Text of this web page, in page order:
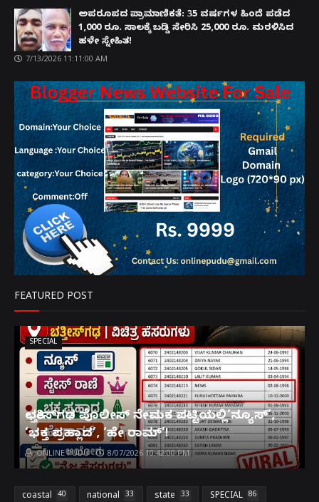
ಅಪರೂಪದ ಪ್ರಾಮಾಣಿಕತೆ: 35 ವರ್ಷಗಳ ಹಿಂದೆ ಪಡೆದ
1,000 ರೂ. ಸಾಲಕ್ಕೆ ಬಡ್ಡಿ ಸೇರಿಸಿ 25,000 ರೂ. ಮರಳಿಸಿದ
ಹಳೇ ಸ್ನೇಹಿತ!
7/13/2026 11:11:00 AM
FEATURED POST
SPECIAL
ಛತ್ತೀಸ್‌ಗಢ ಪೊಲೀಸ್ ನೇಮಕ ಪಟ್ಟಿಯಲ್ಲಿ‘ನ್ಯೂಸ್’,
‘ಭಕ್ತ ಪ್ರಹ್ಲಾದ’, ‘ಹೇ ರಾಮ್’!
ONLINE PUDU 8/07/2026 10:42:00 PM
coastal 40 national 33 state 33 SPECIAL 86